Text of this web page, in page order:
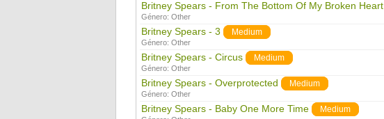
Britney Spears - From The Bottom Of My Broken Heart
Género: Other
Britney Spears - 3 Medium
Género: Other
Britney Spears - Circus Medium
Género: Other
Britney Spears - Overprotected Medium
Género: Other
Britney Spears - Baby One More Time Medium